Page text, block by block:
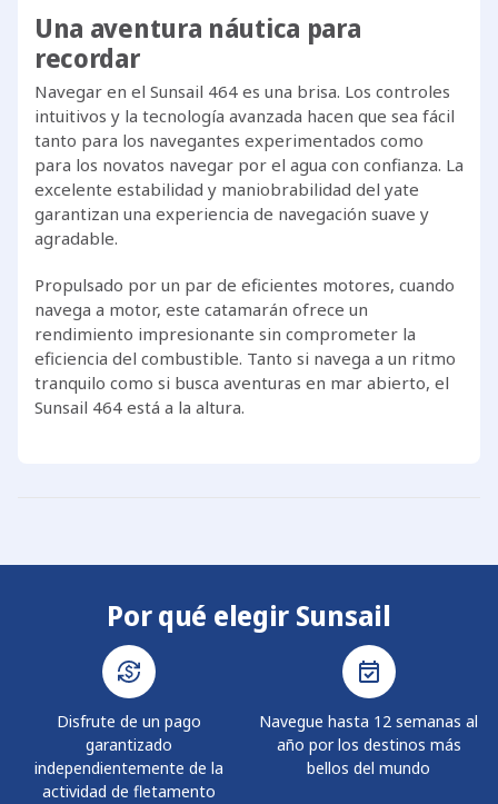
Una aventura náutica para
recordar
Navegar en el Sunsail 464 es una brisa. Los controles
intuitivos y la tecnología avanzada hacen que sea fácil
tanto para los navegantes experimentados como
para los novatos navegar por el agua con confianza. La
excelente estabilidad y maniobrabilidad del yate
garantizan una experiencia de navegación suave y
agradable.
Propulsado por un par de eficientes motores, cuando
navega a motor, este catamarán ofrece un
rendimiento impresionante sin comprometer la
eficiencia del combustible. Tanto si navega a un ritmo
tranquilo como si busca aventuras en mar abierto, el
Sunsail 464 está a la altura.
Por qué elegir Sunsail
Disfrute de un pago
garantizado
independientemente de la
actividad de fletamento
Navegue hasta 12 semanas al
año por los destinos más
bellos del mundo